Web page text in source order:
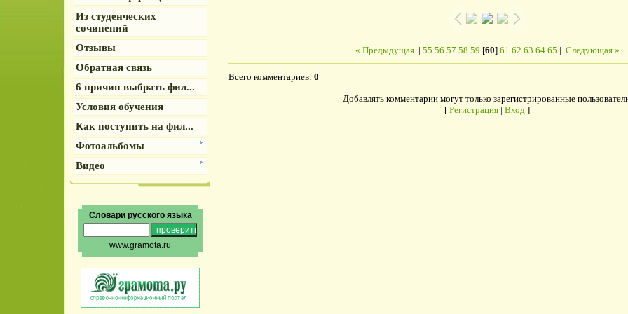
Из студенческих
сочинений
Отзывы
Обратная связь
6 причин выбрать фил...
Условия обучения
Как поступить на фил...
Фотоальбомы
Видео
Словари русского языка
www.gramota.ru
« Предыдущая| 55 56 57 58 59 [60] 61 62 63 64 65 | Следующая »
Всего комментариев: 0
Добавлять комментарии могут только зарегистрированные
[ Регистрация | Вход ]